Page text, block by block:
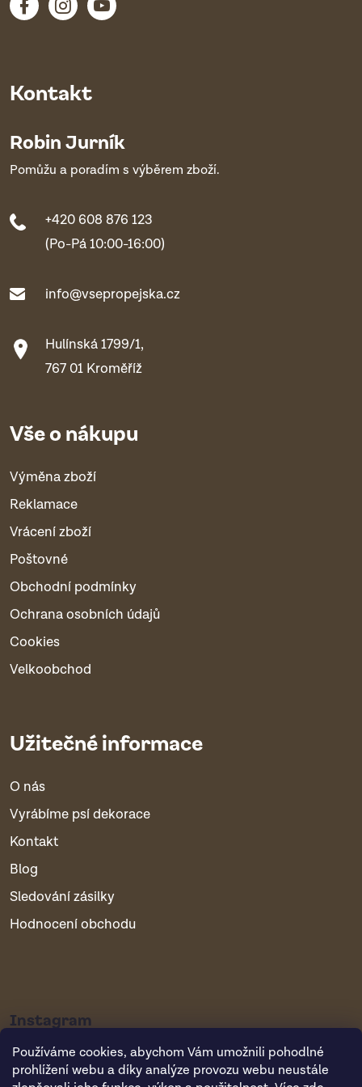
Používáme cookies, abychom Vám umožnili pohodlné
prohlížení webu a díky analýze provozu webu neustále
Kontakt
Robin Jurník
Pomůžu a poradím s výběrem zboží.
+420 608 876 123
(Po-Pá 10:00-16:00)
info@vsepropejska.cz
Hulínská 1799/1,
767 01 Kroměříž
Vše o nákupu
Výměna zboží
Reklamace
Vrácení zboží
Poštovné
Obchodní podmínky
Ochrana osobních údajů
Cookies
Velkoobchod
Užitečné informace
O nás
Vyrábíme psí dekorace
Kontakt
Blog
Sledování zásilky
Hodnocení obchodu
Instagram